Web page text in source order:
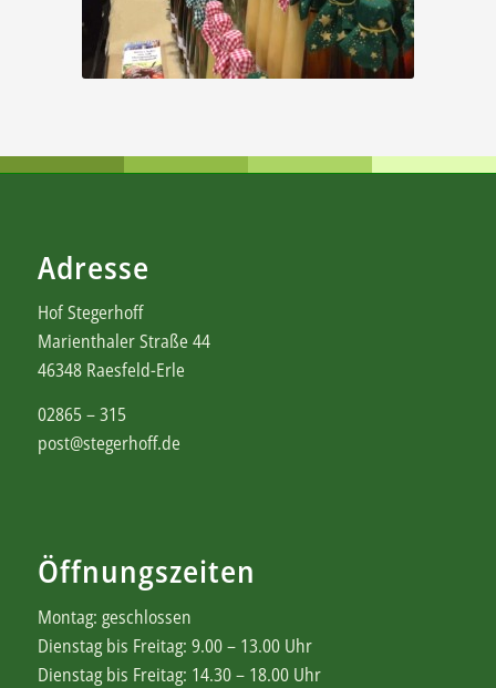
Adresse
Hof Stegerhoff
Marienthaler Straße 44
46348 Raesfeld-Erle
02865 – 315
post@stegerhoff.de
Öffnungszeiten
Montag: geschlossen
Dienstag bis Freitag: 9.00 – 13.00 Uhr
Dienstag bis Freitag: 14.30 – 18.00 Uhr